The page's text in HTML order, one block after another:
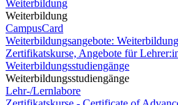
Weiterbildung
Weiterbildung
CampusCard
Weiterbildungsangebote:
Zertifikatskurse, Angebote für
Weiterbildungsstudiengänge
Weiterbildungsstudiengänge
Lehr-/Lernlabore